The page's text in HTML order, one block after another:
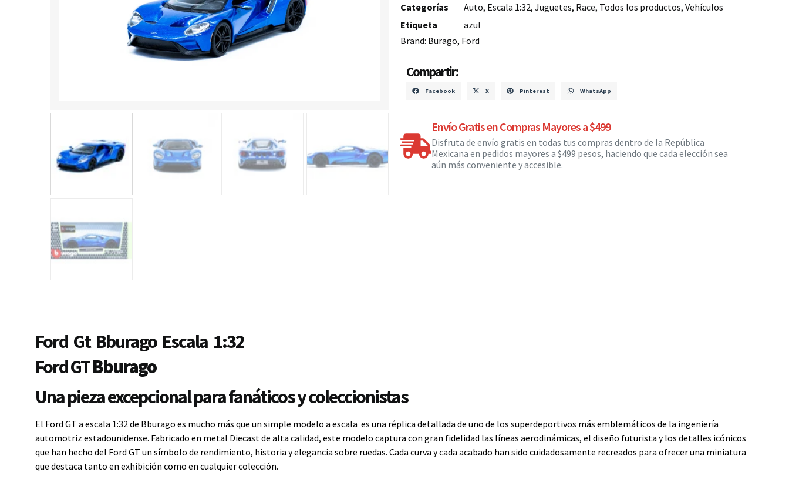
Categorías
Auto, Escala 1:32, Juguetes, Race, Todos los productos, Vehículos
Etiqueta
azul
Brand: Burago, Ford
Compartir:
Facebook X Pinterest WhatsApp
Envío Gratis en Compras Mayores a $499
Disfruta de envío gratis en todas tus compras dentro de la República
Mexicana en pedidos mayores a $499 pesos, haciendo que cada elección sea
aún más conveniente y accesible.
Ford Gt Bburago Escala 1:32
Ford GTBburago
Una pieza excepcional para fanáticos y coleccionistas
El Ford GT a escala 1:32 de Bburago es mucho más que un simple modelo a escala es una réplica detallada de uno de los superdeportivos más emblemáticos de la ingeniería
automotriz estadounidense. Fabricado en metal Diecast de alta calidad, este modelo captura con gran fidelidad las líneas aerodinámicas, el diseño futurista y los detalles icónicos
que han hecho del Ford GT un símbolo de rendimiento, historia y elegancia sobre ruedas. Cada curva y cada acabado han sido cuidadosamente recreados para ofrecer una miniatura
que destaca tanto en exhibición como en cualquier colección.